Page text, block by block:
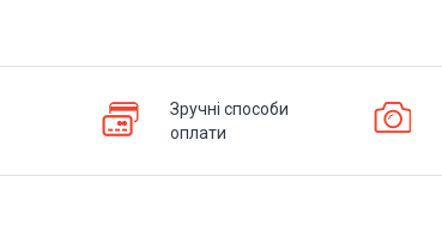
Зручні способи
оплати